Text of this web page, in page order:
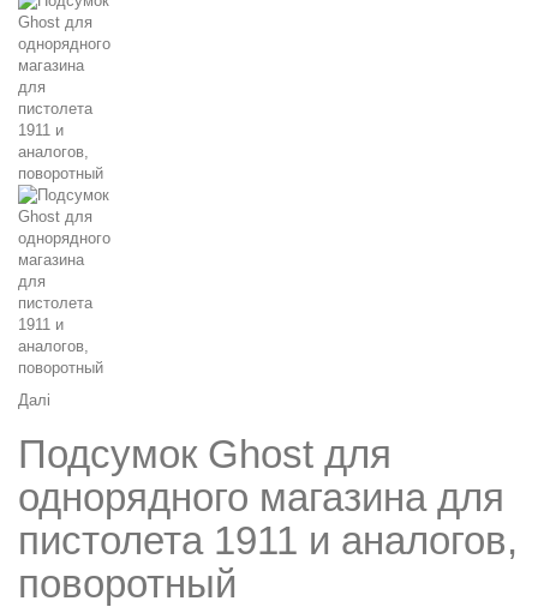
Далі
Подсумок Ghost для
однорядного магазина для
пистолета 1911 и аналогов,
поворотный